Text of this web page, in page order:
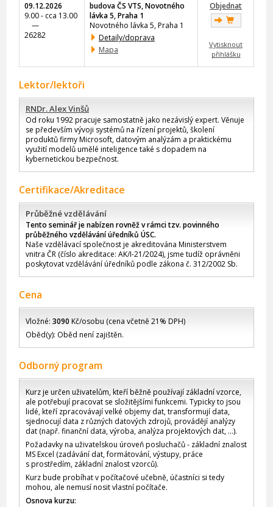
09.12.2026
9.00 - cca 13.00
—
26282
budova ČS VTS, Novotného
lávka 5, Praha 1
Novotného lávka 5, Praha 1
Detaily/doprava
Mapa
Objednat
Vytisknout
přihlášku
Lektor/lektoři
RNDr. Alex Vinšů
Od roku 1992 pracuje samostatně jako nezávislý expert. Věnuje
se především vývoji systémů na řízení projektů, školení
produktů firmy Microsoft, datovým analýzám a praktickému
využití modelů umělé inteligence také s dopadem na
kybernetickou bezpečnost.
Certifikace/Akreditace
Průběžné vzdělávání
Tento seminář je nabízen rovněž v rámci tzv. povinného
průběžného vzdělávání úředníků ÚSC.
Naše vzdělávací společnost je akreditována Ministerstvem
vnitra ČR (číslo akreditace: AK/I-21/2024), jsme tudíž oprávněni
poskytovat vzdělávání úředníků podle zákona č. 312/2002 Sb.
Cena
Vložné: 3090 Kč/osobu (cena včetně 21% DPH)
Oběd(y): Oběd není zajištěn.
Odborný program
Kurz je určen uživatelům, kteří běžně používají základní vzorce,
ale potřebují pracovat se složitějšími funkcemi. Typicky to jsou
lidé, kteří zpracovávají velké objemy dat, transformují data,
sjednocují data z různých datových zdrojů, provádějí analýzy
dat (např. finanční data, výroba, analýza projektových dat, …).
Požadavky na uživatelskou úroveň posluchačů - základní znalost
MS Excel (zadávání dat, formátování, výstupy, práce
s prostředím, základní znalost vzorců).
Kurz bude probíhat v počítačové učebně, účastníci si tedy
mohou, ale nemusí nosit vlastní počítače.
Osnova kurzu: